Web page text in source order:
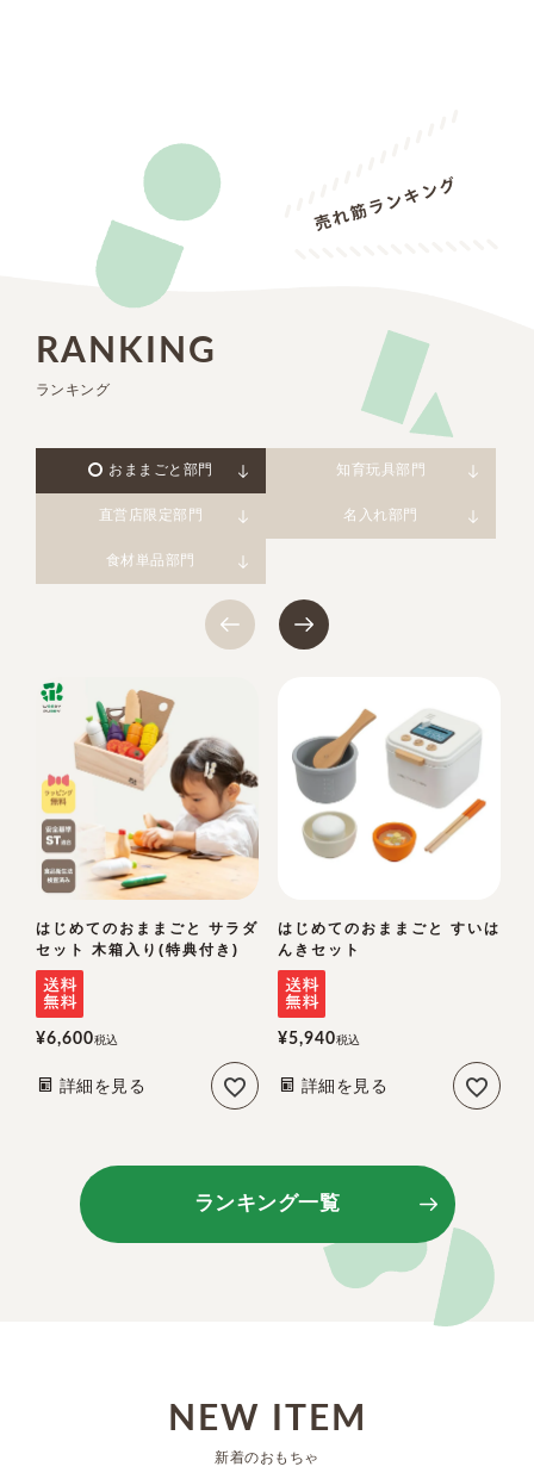
RANKING
ランキング
おままごと部門 知育玩具部門
直営店限定部門 名入れ部門
食材単品部門
はじめてのおままごと サラダ
セット 木箱入り(特典付き)
¥6,600税込
詳細を見る
はじめてのおままごと すいは
んきセット
¥5,940税込
詳細を見る
ランキング一覧
NEW ITEM
新着のおもちゃ